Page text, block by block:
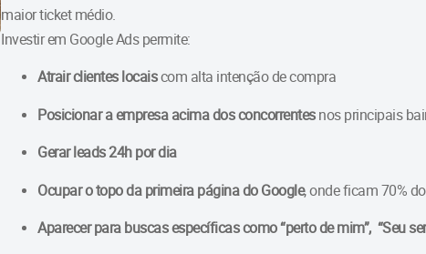
maior ticket médio.
Investir em Google Ads permite:
Atrair clientes locaiscom alta intenção de compra
Posicionar a empresa acima dos concorrentesnos principais
Gerar leads 24h por dia
Ocupar o topo da primeira página do Google, onde ficam 70%
Aparecer para buscas específicas como “perto de mim”, “Seu